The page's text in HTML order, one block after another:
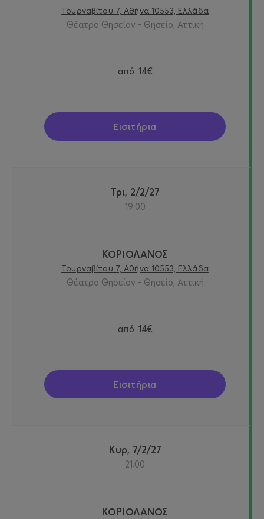
Τουρναβίτου 7, Αθήνα 10553, Ελλάδα
Θέατρο Θησείον - Θησείο, Αττική
από 14€
Εισιτήρια
Τρι, 2/2/27
19:00
ΚΟΡΙΟΛΑΝΟΣ
Τουρναβίτου 7, Αθήνα 10553, Ελλάδα
Θέατρο Θησείον - Θησείο, Αττική
από 14€
Εισιτήρια
Κυρ, 7/2/27
21:00
ΚΟΡΙΟΛΑΝΟΣ